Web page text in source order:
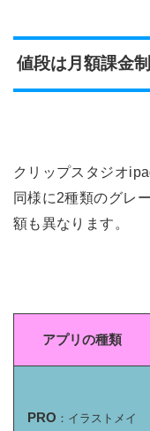
値段は月額課金制
クリップスタジオ
同様に2種類のグレ
額も異なります。
アプリの種類
PRO ：イラストメイ